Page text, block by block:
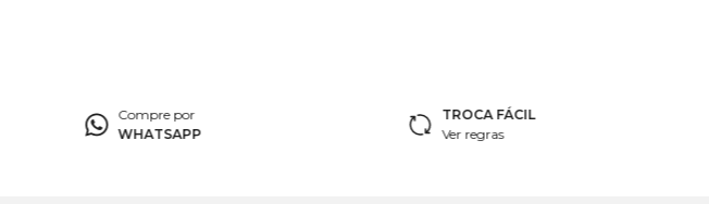
Compre por
WHATSAPP
TROCA FÁCIL
Ver regras